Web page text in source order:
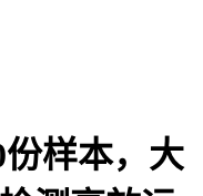
份样本，大